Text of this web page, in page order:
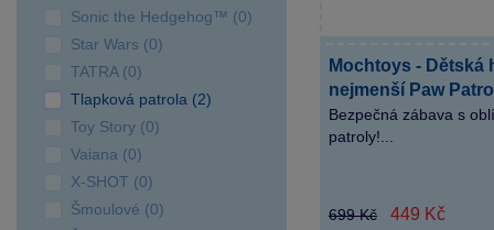
Sonic the Hedgehog™ (0)
Star Wars (0)
TATRA (0)
Tlapková patrola (2)
Toy Story (0)
Vaiana (0)
X-SHOT (0)
Šmoulové (0)
Mochtoys - Dětská
nejmenší Paw Patrol
Bezpečná zábava s
patroly!...
699 Kč
449 Kč